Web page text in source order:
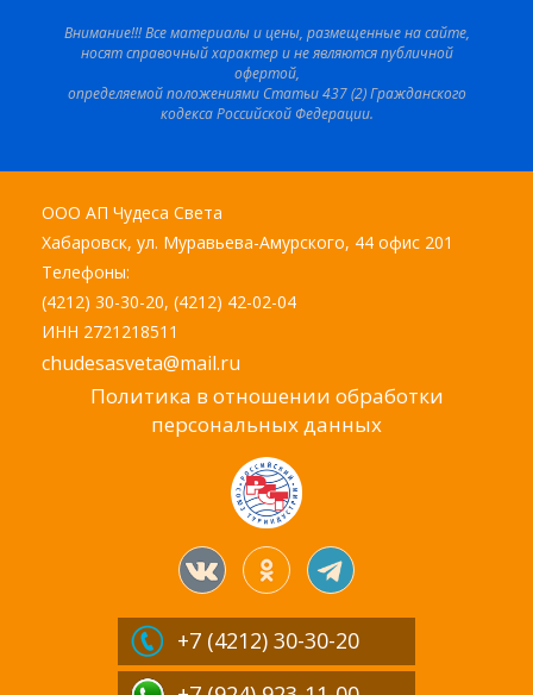
Внимание!!! Все материалы и цены, размещенные на сайте,
носят справочный характер и не являются публичной
офертой,
определяемой положениями Статьи 437 (2) Гражданского
кодекса Российской Федерации.
ООО АП Чудеса Света
Хабаровск, ул. Муравьева-Амурского, 44 офис 201
Телефоны:
(4212) 30-30-20, (4212) 42-02-04
ИНН 2721218511
chudesasveta@mail.ru
Политика в отношении обработки
персональных данных
+7 (4212) 30-30-20